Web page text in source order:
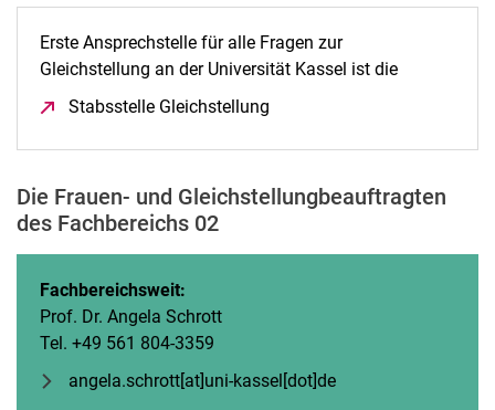
Erste Ansprechstelle für alle Fragen zur
Gleichstellung an der Universität Kassel ist die
Stabsstelle Gleichstellung
Die Frauen- und Gleichstellungbeauftragten
des Fachbereichs 02
Fachbereichsweit:
Prof. Dr. Angela Schrott
Tel. +49 561 804-3359
angela.schrott[at]uni-kassel[dot]de